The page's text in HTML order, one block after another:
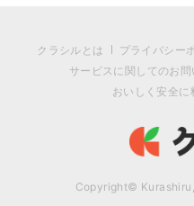
クラシルとは プライバシー
サービスに関してのお問
おいしく安全に
Copyright©